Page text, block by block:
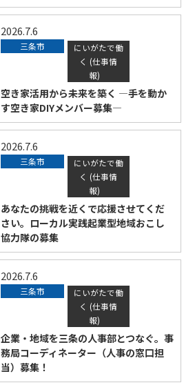
2026.7.6
三条市
にいがたで働
く (仕事情
報)
空き家活用から未来を築く —手を動か
す空き家DIYメンバー募集—
2026.7.6
三条市
にいがたで働
く (仕事情
報)
あなたの挑戦を近くで応援させてくだ
さい。ローカル実践起業型地域おこし
協力隊の募集
2026.7.6
三条市
にいがたで働
く (仕事情
報)
企業・地域を三条の人事部とつなぐ。事
務局コーディネーター（人事の窓口担
当）募集！